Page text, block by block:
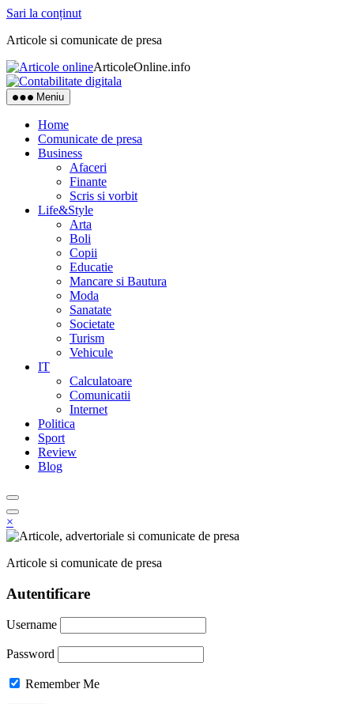
Sari la conținut
Articole si comunicate de presa
ArticoleOnline.info
Meniu
Home
Comunicate de presa
Business
Afaceri
Finante
Scris si vorbit
Life&Style
Arta
Boli
Copii
Educatie
Mancare si Bautura
Moda
Sanatate
Societate
Turism
Vehicule
IT
Calculatoare
Comunicatii
Internet
Politica
Sport
Review
Blog
×
Articole si comunicate de presa
Autentificare
Username
Password
Remember Me